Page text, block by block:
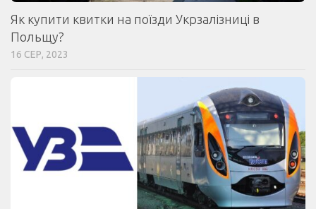
Як купити квитки на поїзди Укрзалізниці в
Польщу?
16 СЕР, 2023